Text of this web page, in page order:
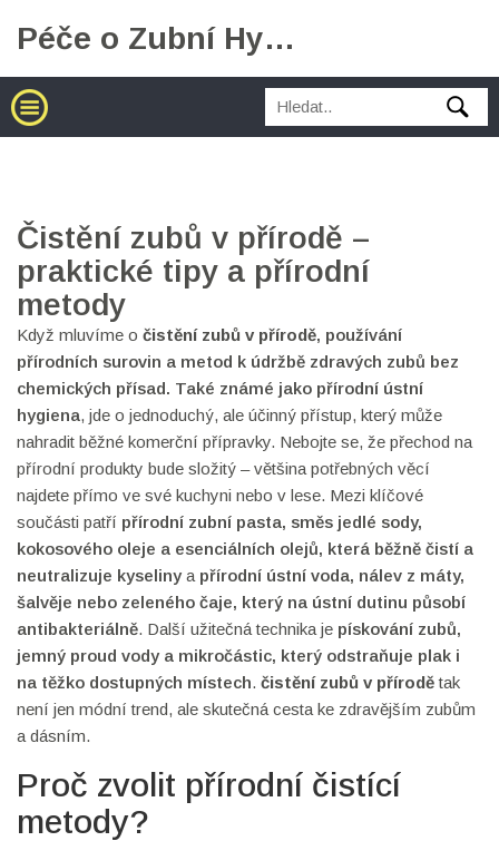
Péče o Zubní Hygienu
Čistění zubů v přírodě –
praktické tipy a přírodní
metody
Když mluvíme o čistění zubů v přírodě, používání
přírodních surovin a metod k údržbě zdravých zubů bez
chemických přísad. Také známé jako přírodní ústní
hygiena, jde o jednoduchý, ale účinný přístup, který může
nahradit běžné komerční přípravky. Nebojte se, že přechod na
přírodní produkty bude složitý – většina potřebných věcí
najdete přímo ve své kuchyni nebo v lese. Mezi klíčové
součásti patří přírodní zubní pasta, směs jedlé sody,
kokosového oleje a esenciálních olejů, která běžně čistí a
neutralizuje kyseliny a přírodní ústní voda, nálev z máty,
šalvěje nebo zeleného čaje, který na ústní dutinu působí
antibakteriálně. Další užitečná technika je pískování zubů,
jemný proud vody a mikročástic, který odstraňuje plak i
na těžko dostupných místech. čistění zubů v přírodětak
není jen módní trend, ale skutečná cesta ke zdravějším zubům
a dásním.
Proč zvolit přírodní čistící
metody?